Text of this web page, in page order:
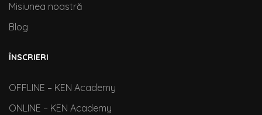
Misiunea noastră
Blog
ÎNSCRIERI
OFFLINE – KEN Academy
ONLINE – KEN Academy